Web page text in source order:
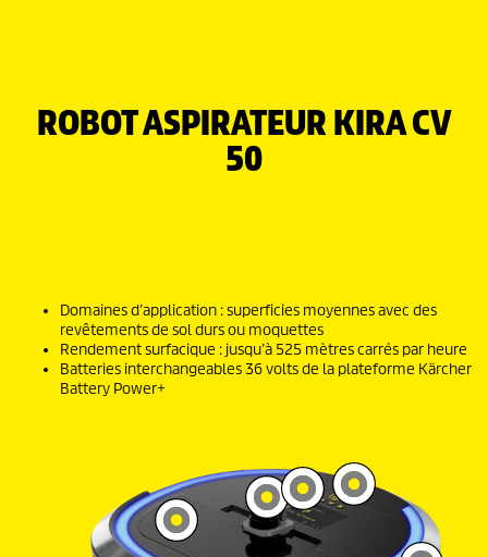
ROBOT ASPIRATEUR KIRA CV
50
Domaines d’application : superficies moyennes avec des
revêtements de sol durs ou moquettes
Rendement surfacique : jusqu’à 525 mètres carrés par heure
Batteries interchangeables 36 volts de la plateforme Kärcher
Battery Power+